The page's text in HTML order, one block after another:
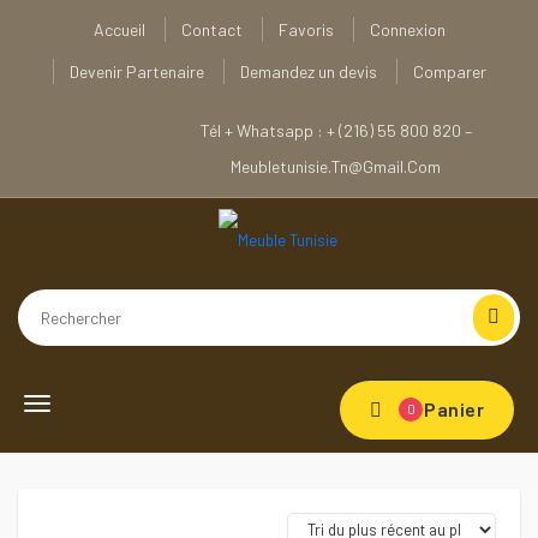
Accueil Contact Favoris Connexion
Devenir Partenaire Demandez un devis Comparer
Tél + Whatsapp : + (216) 55 800 820 –
Meubletunisie.tn@gmail.com
Toggle navigation 0 Panier